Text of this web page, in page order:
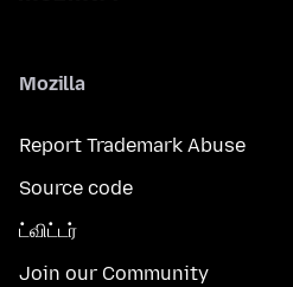
Mozilla
Report Trademark Abuse
Source code
ட்விட்டர்
Join our Community